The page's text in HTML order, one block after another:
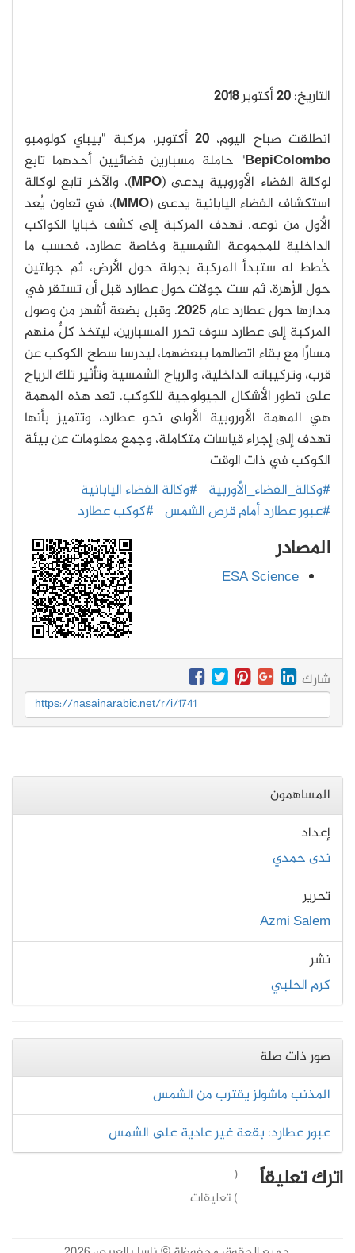
التاريخ:20أكتوبر2018
انطلقت صباح اليوم، 20 أكتوبر، مركبة "بيباي كولومبو
BepiColombo" حاملة مسبارين فضائيين أحدهما تابع
لوكالة الفضاء الأوروبية يدعى (MPO)، والآخر تابع لوكالة
استكشاف الفضاء اليابانية يدعى (MMO)، في تعاون يُعد
الأول من نوعه. تهدف المركبة إلى كشف خبايا الكواكب
الداخلية للمجموعة الشمسية وخاصة عطارد، فحسب ما
خُطط له ستبدأ المركبة بجولة حول الأرض، ثم جولتين
حول الزُهرة، ثم ست جولات حول عطارد قبل أن تستقر في
مدارها حول عطارد عام 2025. وقبل بضعة أشهر من وصول
المركبة إلى عطارد سوف تحرر المسبارين، ليتخذ كلٌّ منهم
مسارًا مع بقاء اتصالهما ببعضهما، ليدرسا سطح الكوكب عن
قرب، وتركيباته الداخلية، والرياح الشمسية وتأثير تلك الرياح
على تطور الأشكال الجيولوجية للكوكب. تعد هذه المهمة
هي المهمة الأوروبية الأولى نحو عطارد، وتتميز بأنها
تهدف إلى إجراء قياسات متكاملة، وجمع معلومات عن بيئة
الكوكب في ذات الوقت
#وكالة_الفضاء_الأوربية #وكالة الفضاء اليابانية
#عبور عطارد أمام قرص الشمس #كوكب عطارد
المصادر
ESA Science
شارك
https://nasainarabic.net/r/i/1741
المساهمون
إعداد
ندى حمدي
تحرير
Azmi Salem
نشر
كرم الحلبي
صور ذات صلة
المذنب ماشولز يقترب من الشمس
عبور عطارد: بقعة غير عادية على الشمس
اترك تعليقاً
(
) تعليقات